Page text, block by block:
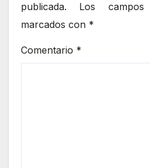
publicada.
Los campos
marcados con *
Comentario *